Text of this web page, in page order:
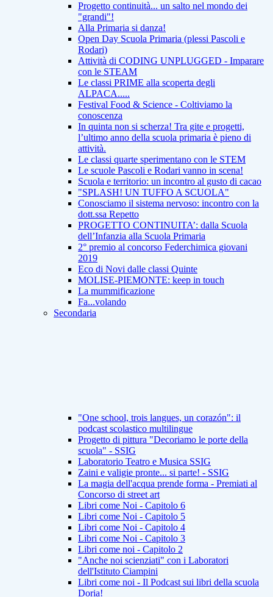
Progetto continuità... un salto nel mondo dei
"grandi"!
Alla Primaria si danza!
Open Day Scuola Primaria (plessi Pascoli e
Rodari)
Attività di CODING UNPLUGGED - Imparare
con le STEAM
Le classi PRIME alla scoperta degli
ALPACA.....
Festival Food & Science - Coltiviamo la
conoscenza
In quinta non si scherza! Tra gite e progetti,
l’ultimo anno della scuola primaria è pieno di
attività.
Le classi quarte sperimentano con le STEM
Le scuole Pascoli e Rodari vanno in scena!
Scuola e territorio: un incontro al gusto di cacao
"SPLASH! UN TUFFO A SCUOLA"
Conosciamo il sistema nervoso: incontro con la
dott.ssa Repetto
PROGETTO CONTINUITA’: dalla Scuola
dell’Infanzia alla Scuola Primaria
2° premio al concorso Federchimica giovani
2019
Eco di Novi dalle classi Quinte
MOLISE-PIEMONTE: keep in touch
La mummificazione
Fa...volando
Secondaria
"One school, trois langues, un corazón": il
podcast scolastico multilingue
Progetto di pittura "Decoriamo le porte della
scuola" - SSIG
Laboratorio Teatro e Musica SSIG
Zaini e valigie pronte... si parte! - SSIG
La magia dell'acqua prende forma - Premiati al
Concorso di street art
Libri come Noi - Capitolo 6
Libri come Noi - Capitolo 5
Libri come Noi - Capitolo 4
Libri come Noi - Capitolo 3
Libri come noi - Capitolo 2
"Anche noi scienziati" con i Laboratori
dell'Istituto Ciampini
Libri come noi - Il Podcast sui libri della scuola
Doria!